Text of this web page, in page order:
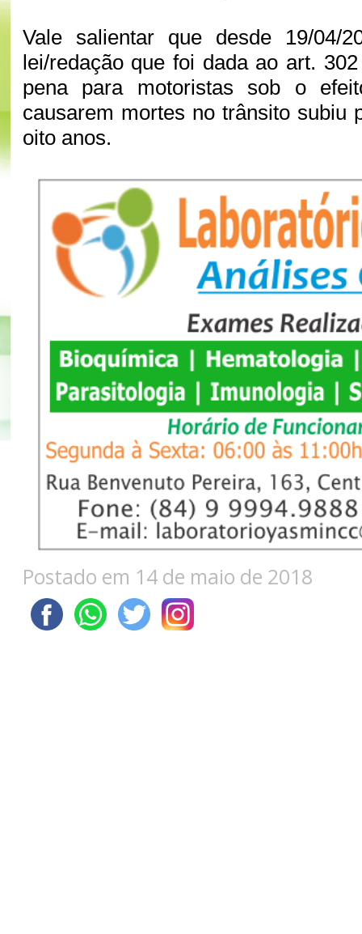
Vale salientar que desde 19/04/
lei/redação que foi dada ao art.
pena para motoristas sob o
causarem mortes no trânsito subiu
oito anos.
Postado em 14 de maio de 2018